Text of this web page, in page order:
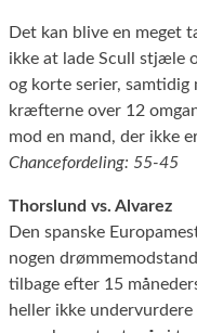
Det kan blive en meget
ikke at lade Scull stjæle
og korte serier, samtidig
kræfterne over 12
mod en mand, der ikke
Chancefordeling: 55-45
Thorslund vs. Alvarez
Den spanske
nogen
tilbage efter 15
heller ikke